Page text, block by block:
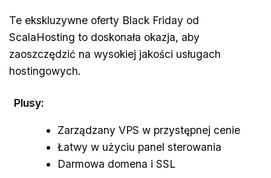
Te ekskluzywne oferty Black Friday od
ScalaHosting to doskonała okazja, aby
zaoszczędzić na wysokiej jakości usługach
hostingowych.
Plusy:
Zarządzany VPS w przystępnej cenie
Łatwy w użyciu panel sterowania
Darmowa domena i SSL